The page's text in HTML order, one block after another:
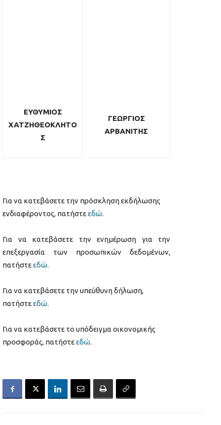
ΕΥΘΥΜΙΟΣ
ΧΑΤΖΗΘΕΟΚΛΗΤΟ
Σ
ΓΕΩΡΓΙΟΣ
ΑΡΒΑΝΙΤΗΣ
Για να κατεβάσετε την πρόσκληση εκδήλωσης
ενδιαφέροντος, πατήστεεδώ.
Για να κατεβάσετε την ενημέρωση για την
επεξεργασία των προσωπικών δεδομένων,
πατήστεεδώ.
Για να κατεβάσετε την υπεύθυνη δήλωση,
πατήστεεδώ.
Για να κατεβάσετε το υπόδειγμα οικονομικής
προσφοράς, πατήστεεδώ.